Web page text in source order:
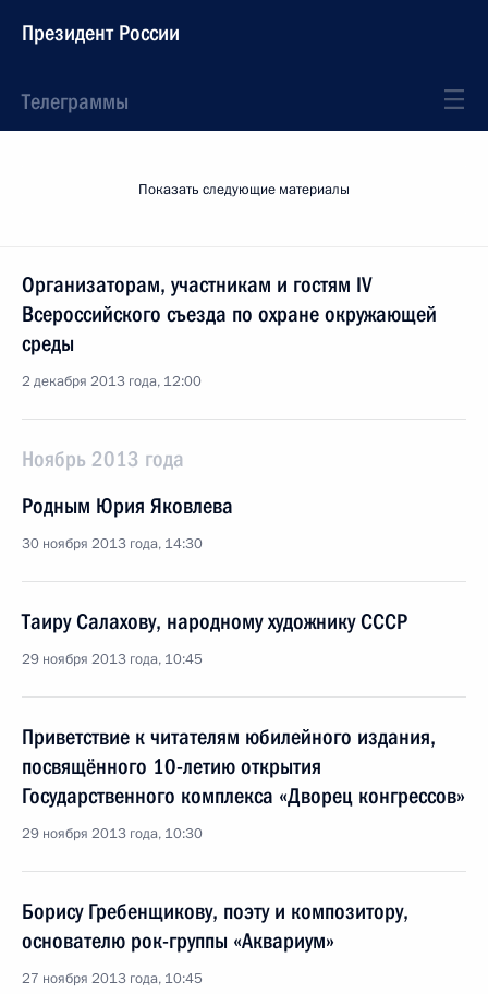
Президент России
Телеграммы
Показать следующие материалы
Организаторам, участникам и гостям IV
Всероссийского съезда по охране окружающей
среды
2 декабря 2013 года, 12:00
Ноябрь 2013 года
Родным Юрия Яковлева
30 ноября 2013 года, 14:30
Таиру Салахову, народному художнику СССР
29 ноября 2013 года, 10:45
Приветствие к читателям юбилейного издания,
посвящённого 10-летию открытия
Государственного комплекса «Дворец конгрессов»
29 ноября 2013 года, 10:30
Борису Гребенщикову, поэту и композитору,
основателю рок-группы «Аквариум»
27 ноября 2013 года, 10:45